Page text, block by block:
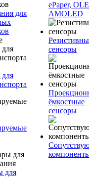
для
для
для
ePaper,
AMOLED
сенсоры
ёмкостные
сенсоры